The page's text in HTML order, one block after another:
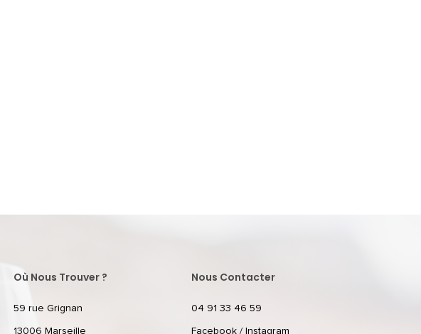
Où Nous Trouver ?
59 rue Grignan
13006 Marseille
Nous Contacter
04 91 33 46 59
Facebook /Instagram